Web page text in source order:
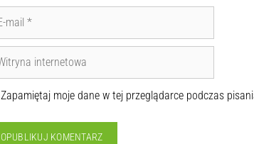
Zapamiętaj moje dane w tej przeglądarce podczas